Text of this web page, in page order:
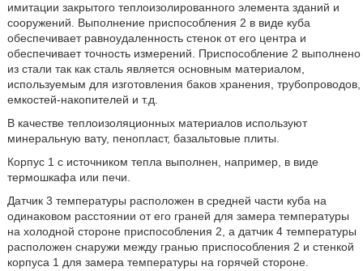
имитации закрытого теплоизолированного элемента зданий и
сооружений. Выполнение приспособления 2 в виде куба
обеспечивает равноудаленность стенок от его центра и
обеспечивает точность измерений. Приспособление 2 выполнено
из стали так как сталь является основным материалом,
используемым для изготовления баков хранения, трубопроводов,
емкостей-накопителей и т.д.
В качестве теплоизоляционных материалов используют
минеральную вату, пенопласт, базальтовые плиты.
Корпус 1 с источником тепла выполнен, например, в виде
термошкафа или печи.
Датчик 3 температуры расположен в средней части куба на
одинаковом расстоянии от его граней для замера температуры
на холодной стороне приспособления 2, а датчик 4 температуры
расположен снаружи между гранью приспособления 2 и стенкой
корпуса 1 для замера температуры на горячей стороне.